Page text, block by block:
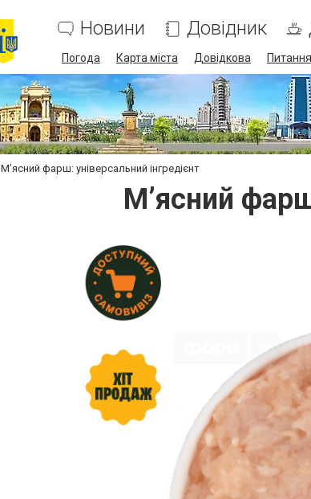
Новини Довідник
Погода Карта міста Довідкова
М’ясний фарш: універсальний інгредієнт
М’ясний